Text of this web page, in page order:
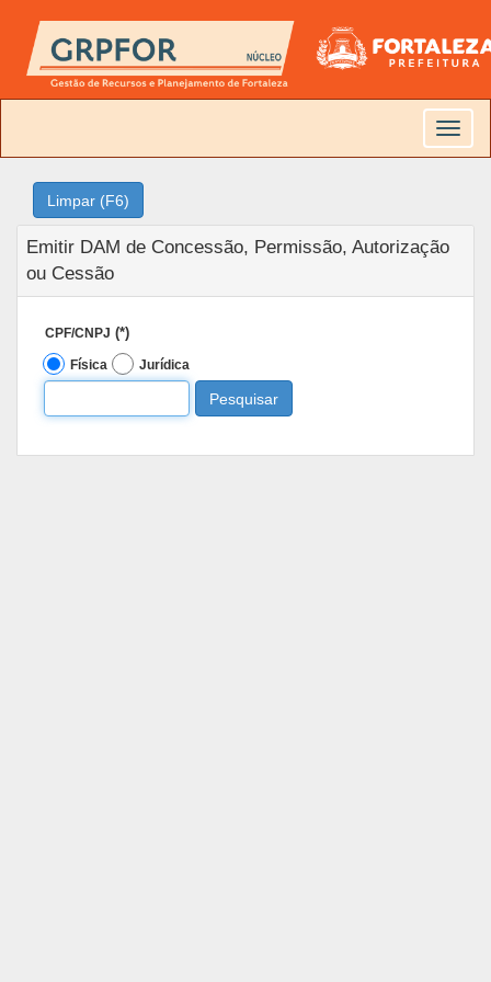
Toggle
Emitir DAM de Concessão, Permissão, Autorização
ou Cessão
CPF/CNPJ (*)
Física Jurídica